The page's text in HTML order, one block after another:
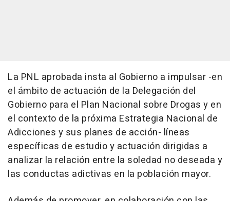
La PNL aprobada insta al Gobierno a impulsar -en
el ámbito de actuación de la Delegación del
Gobierno para el Plan Nacional sobre Drogas y en
el contexto de la próxima Estrategia Nacional de
Adicciones y sus planes de acción- líneas
específicas de estudio y actuación dirigidas a
analizar la relación entre la soledad no deseada y
las conductas adictivas en la población mayor.